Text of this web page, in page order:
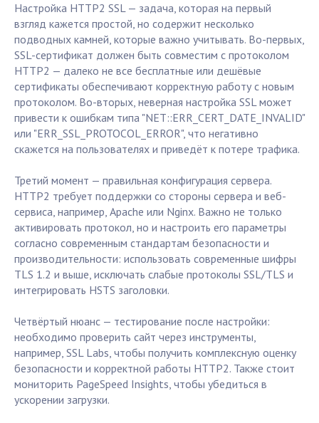
Настройка HTTP2 SSL — задача, которая на первый
взгляд кажется простой, но содержит несколько
подводных камней, которые важно учитывать. Во-первых,
SSL-сертификат должен быть совместим с протоколом
HTTP2 — далеко не все бесплатные или дешёвые
сертификаты обеспечивают корректную работу с новым
протоколом. Во-вторых, неверная настройка SSL может
привести к ошибкам типа "NET::ERR_CERT_DATE_INVALID"
или "ERR_SSL_PROTOCOL_ERROR", что негативно
скажется на пользователях и приведёт к потере трафика.
Третий момент — правильная конфигурация сервера.
HTTP2 требует поддержки со стороны сервера и веб-
сервиса, например, Apache или Nginx. Важно не только
активировать протокол, но и настроить его параметры
согласно современным стандартам безопасности и
производительности: использовать современные шифры
TLS 1.2 и выше, исключать слабые протоколы SSL/TLS и
интегрировать HSTS заголовки.
Четвёртый нюанс — тестирование после настройки:
необходимо проверить сайт через инструменты,
например, SSL Labs, чтобы получить комплексную оценку
безопасности и корректной работы HTTP2. Также стоит
мониторить PageSpeed Insights, чтобы убедиться в
ускорении загрузки.